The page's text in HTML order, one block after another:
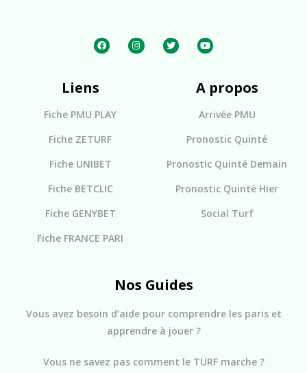
Liens
Fiche PMU PLAY
Fiche ZETURF
Fiche UNIBET
Fiche BETCLIC
Fiche GENYBET
Fiche FRANCE PARI
A propos
Arrivée PMU
Pronostic Quinté
Pronostic Quinté Demain
Pronostic Quinté Hier
Social Turf
Nos Guides
Vous avez besoin d’aide pour comprendre les paris et
apprendre à jouer ?
Vous ne savez pas comment le TURF marche ?